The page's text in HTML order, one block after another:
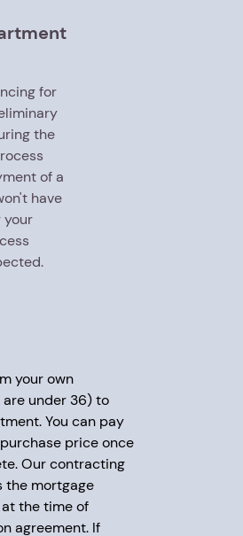
for
the
of a
have
your
your own
are under 36) to
You can pay
price once
Our contracting
the mortgage
the time of
agreement. If